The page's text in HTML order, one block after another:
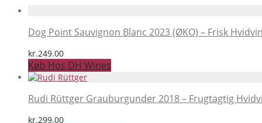
Dog Point Sauvignon Blanc 2023 (ØKO) – Frisk Hvidvin
kr.249.00
Køb Hos DH Wines
Rudi Rüttger Grauburgunder 2018 – Frugtagtig
kr.299.00